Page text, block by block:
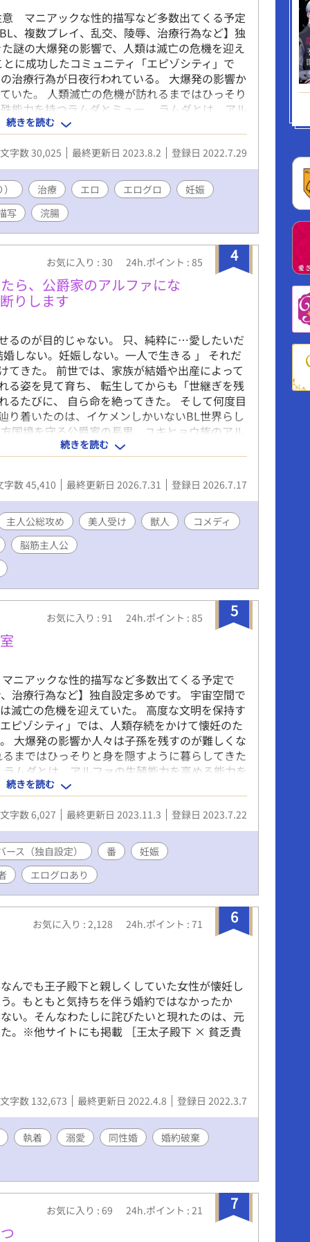
マニアックな性的描写など多数出てくる予定
、複数プレイ、乱交、陵辱、治療行為など】独
謎の大爆発の影響で、人類は滅亡の危機を迎え
に成功したコミュニティ「エピゾシティ」で
治療行為が日夜行われている。 大爆発の影響か
いた。 人類滅亡の危機が訪れるまではひっそり
能力を持つラムダとミュー。 ラムダとは、アル
、ミューはオメガの生殖能力を高める能力を持
特別機関より、人類存続をかけて懐妊のための
た。 番であるαとΩを対象に、懐妊のための治
続きを読む
文字数 30,025 最終更新日 2023.8.2 登録日 2022.7.29
治療 エロ エログロ
妊娠
写
浣腸
4
お気に入り : 30 24h.ポイント : 85
ら、公爵家のアルファにな
りします
るのが目的じゃない。 只、純粋に…愛したいだ
しない。妊娠しない。一人で生きる 」 それだ
てきた。 前世では、家族が結婚や出産によって
る姿を見て育ち、 転生してからも「世継ぎを残
るたびに、 自ら命を絶ってきた。 そして何度目
り着いたのは、イケメンしかいないBL世界らし
国境を守る公爵家の長男、ユキヒョウ族のアル
デ・クリュエル・イルビスとして、 新たな人生
なる。 「今度こそ恋愛とも結婚とも無縁に生き
めに王都を離れ、北方へ籠もったはずだった。
けば、 元魔王を配下にし、 魔物資源の供給網を
愛フラグを避けることしか考えていないのに、
国そのものを変えていく。 一方で、白鳥の伯爵
年、 共和国の王子、倭国の武人、そして元魔王
ぜか彼の周囲へ集まり始める。 「……まだ筋ト
回避し続ける冷酷伯爵（と言われている）の、
開拓ファンタジー。
続きを読む
字数 45,410 最終更新日 2026.7.31 登録日 2026.7.17
主人公総攻め 美人受け 獣人
コメディ
脳筋主人公
5
お気に入り : 91 24h.ポイント : 85
アックな性的描写など多数出てくる予定で
治療行為など】独自設定多めです。 宇宙空間で
滅亡の危機を迎えていた。 高度な文明を保持す
ピゾシティ」では、人類存続をかけて懐妊のた
大爆発の影響か人々は子孫を残すのが難しくな
まではひっそりと身を隠すように暮らしてきた
ムダとは、アルファの生殖能力を高める能力を
高める能力を持っている。 エピゾジティを運営
て懐妊のための特別対策室で日夜治療が行われ
懐妊すると、出産準備室で分娩までの経過観
えるまでの医師と夫婦それぞれの物語。
続きを読む
文字数 6,027 最終更新日 2023.11.3 登録日 2023.7.22
ース（独自設定） 番
妊娠
エログロあり
6
お気に入り : 2,128 24h.ポイント : 71
んでも王子殿下と親しくしていた女性が懐妊し
。もともと気持ちを伴う婚約ではなかったか
い。そんなわたしに詫びたいと現れたのは、元
。※他サイトにも掲載 ［王太子殿下 × 貧乏貴
文字数 132,673 最終更新日 2022.4.8 登録日 2022.3.7
執着 溺愛 同性婚 婚約破棄
7
お気に入り : 69 24h.ポイント : 21